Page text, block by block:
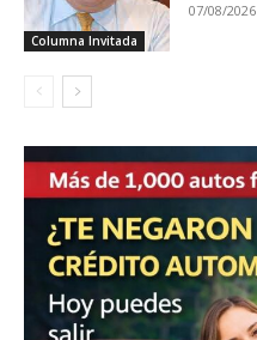
Columna Invitada
07/08/2026